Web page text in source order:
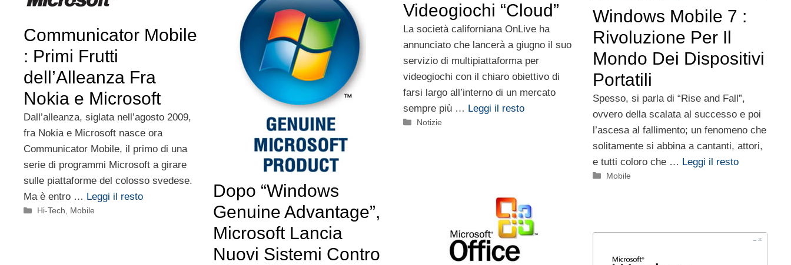
Videogiochi “Cloud”
La società californiana OnLive ha
annunciato che lancerà a giugno il suo
servizio di multipiattaforma per
videogiochi con il chiaro obiettivo di
farsi largo all’interno di un mercato
sempre più … Leggi il resto
Categorie
Notizie
Communicator Mobile
: Primi Frutti
dell’Alleanza Fra
Nokia e Microsoft
Dall’alleanza, siglata nell’agosto 2009,
fra Nokia e Microsoft nasce ora
Communicator Mobile, il primo di una
serie di programmi Microsoft a girare
sulle piattaforme del colosso svedese.
Ma è entro … Leggi il resto
Categorie
Hi-Tech, Mobile
Windows Mobile 7 :
Rivoluzione Per Il
Mondo Dei Dispositivi
Portatili
Spesso, si parla di “Rise and Fall”,
ovvero della scalata al successo e poi
l’ascesa al fallimento; un fenomeno che
solitamente si abbina a cantanti, attori,
e tutti coloro che … Leggi il resto
Categorie
Mobile
Dopo “Windows
Genuine Advantage”,
Microsoft Lancia
Nuovi Sistemi Contro